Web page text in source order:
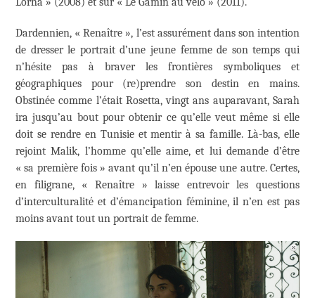
Dardennien, « Renaître », l’est assurément dans son intention
de dresser le portrait d’une jeune femme de son temps qui
n’hésite pas à braver les frontières symboliques et
géographiques pour (re)prendre son destin en mains.
Obstinée comme l’était Rosetta, vingt ans auparavant, Sarah
ira jusqu’au bout pour obtenir ce qu’elle veut même si elle
doit se rendre en Tunisie et mentir à sa famille. Là-bas, elle
rejoint Malik, l’homme qu’elle aime, et lui demande d’être
« sa première fois » avant qu’il n’en épouse une autre. Certes,
en filigrane, « Renaître » laisse entrevoir les questions
d’interculturalité et d’émancipation féminine, il n’en est pas
moins avant tout un portrait de femme.